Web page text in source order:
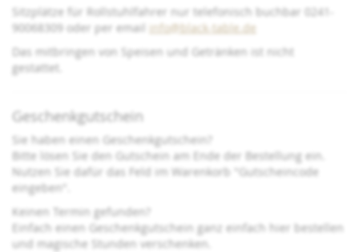
Sitzplätze für Rollstuhlfahrer nur telefonisch buchbar 0241-
90068309 oder per email info@black-table.de
Das mitbringen von Speisen und Getränken ist nicht
gestattet.
Geschenkgutschein
Sie haben einen Geschenkgutschein?
Bitte lösen Sie den Gutschein am Ende der Bestellung ein.
Nutzen Sie dafür das Feld im Warenkorb "Gutscheincode
eingeben".
Keinen Termin gefunden?
Einfach einen Geschenkgutschein ganz einfach hier bestellen
und magische Stunden verschenken.